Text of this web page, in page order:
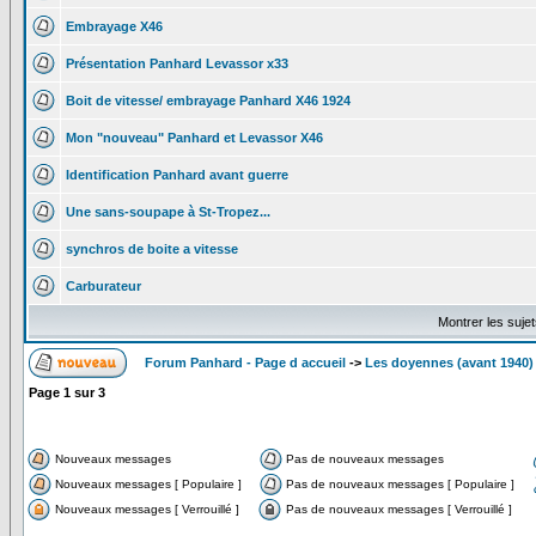
Embrayage X46
Présentation Panhard Levassor x33
Boit de vitesse/ embrayage Panhard X46 1924
Mon "nouveau" Panhard et Levassor X46
Identification Panhard avant guerre
Une sans-soupape à St-Tropez...
synchros de boite a vitesse
Carburateur
Montrer les
Forum Panhard - Page d accueil -> Les doyennes (avant 1940)
Page 1 sur3
Nouveaux messages
Pas de nouveaux messages
Nouveaux messages [ Populaire ]
Pas de nouveaux messages [ Populaire ]
Nouveaux messages [ Verrouillé ]
Pas de nouveaux messages [ Verrouillé ]